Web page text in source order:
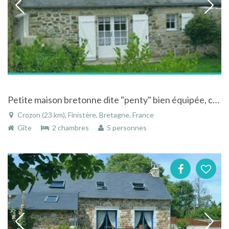
Petite maison bretonne dite "penty" bien équipée, confortablement meublée Crozon - Bretagne
Crozon (23 km), Finistère, Bretagne, France
Gîte
2 chambres 5 personnes